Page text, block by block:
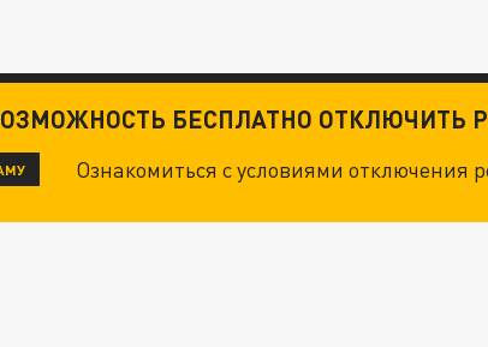
БЕСПЛАТНО ОТКЛЮЧИТЬ
Ознакомиться с условиями отключения